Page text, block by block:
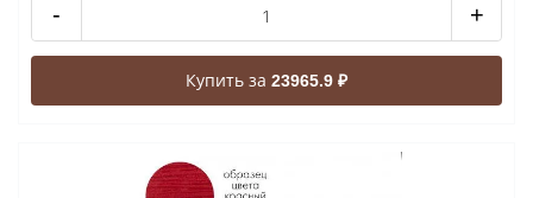
- +
Купить за 23965.9 ₽